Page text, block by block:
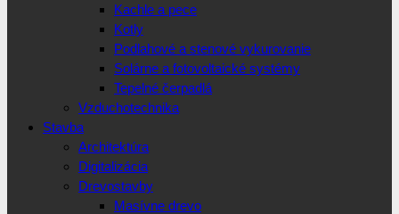
Kachle a pece
Kotly
Podlahové a stenové vykurovanie
Solárne a fotovoltaické systémy
Tepelné čerpadlá
Vzduchotechnika
Stavba
Architektúra
Digitalizácia
Drevostavby
Masívne drevo